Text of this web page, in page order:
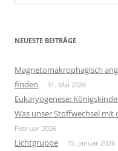
nach:
NEUESTE BEITRÄGE
Magnetomakrophagisch
finden
31. Mai 2026
Eukaryogenese:
Was unser Stoffwechsel
Februar 2026
Lichtgruppe 15. Januar 2026